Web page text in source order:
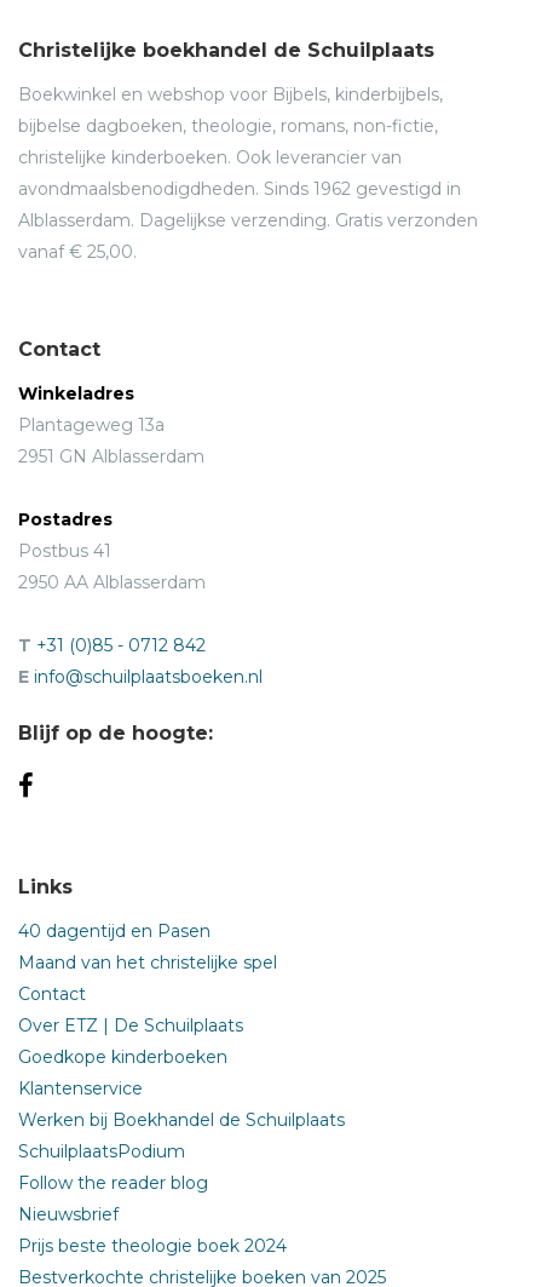
Christelijke boekhandel de Schuilplaats
Boekwinkel en webshop voor Bijbels, kinderbijbels,
bijbelse dagboeken, theologie, romans, non-fictie,
christelijke kinderboeken. Ook leverancier van
avondmaalsbenodigdheden. Sinds 1962 gevestigd in
Alblasserdam. Dagelijkse verzending. Gratis verzonden
vanaf € 25,00.
Contact
Winkeladres
Plantageweg 13a
2951 GN Alblasserdam
Postadres
Postbus 41
2950 AA Alblasserdam
T +31 (0)85 - 0712 842
E info@schuilplaatsboeken.nl
Blijf op de hoogte:
Links
40 dagentijd en Pasen
Maand van het christelijke spel
Contact
Over ETZ | De Schuilplaats
Goedkope kinderboeken
Klantenservice
Werken bij Boekhandel de Schuilplaats
SchuilplaatsPodium
Follow the reader blog
Nieuwsbrief
Prijs beste theologie boek 2024
Bestverkochte christelijke boeken van 2025